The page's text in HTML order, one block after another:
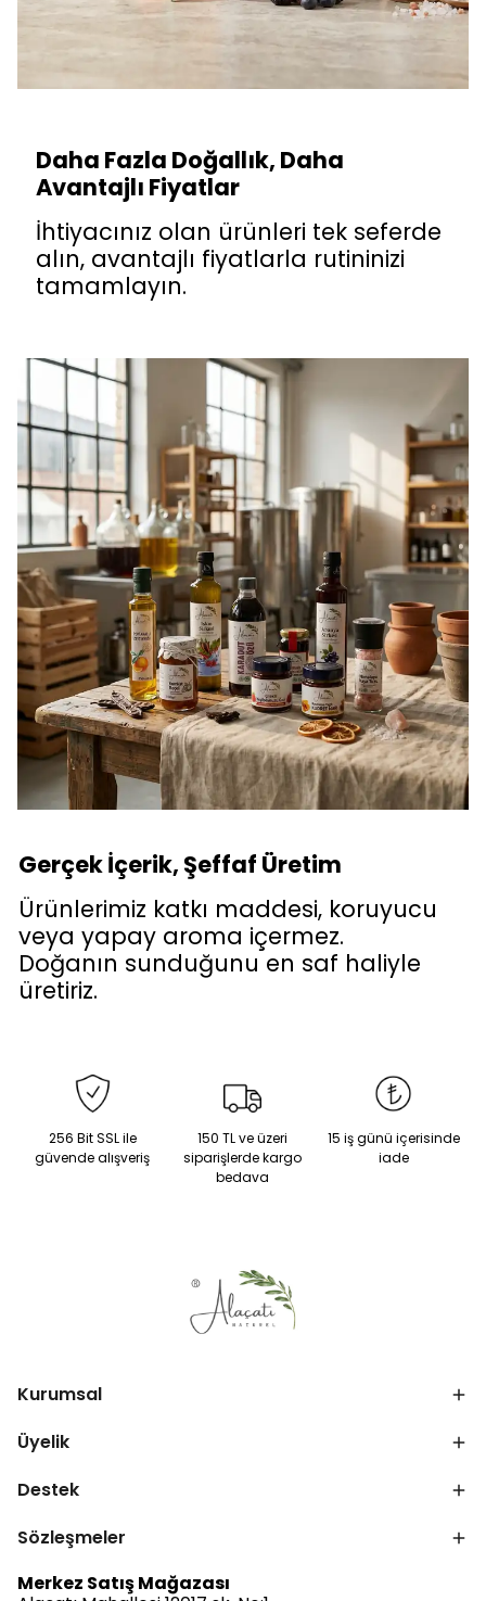
Daha Fazla Doğallık, Daha
Avantajlı Fiyatlar
İhtiyacınız olan ürünleri tek seferde
alın, avantajlı fiyatlarla rutininizi
tamamlayın.
Gerçek İçerik, Şeffaf Üretim
Ürünlerimiz katkı maddesi, koruyucu
veya yapay aroma içermez.
Doğanın sunduğunu en saf haliyle
üretiriz.
256 Bit SSL ile
güvende alışveriş
150 TL ve üzeri
siparişlerde kargo
bedava
15 iş günü içerisinde
iade
Kurumsal
Üyelik
Destek
Sözleşmeler
Merkez Satış Mağazası